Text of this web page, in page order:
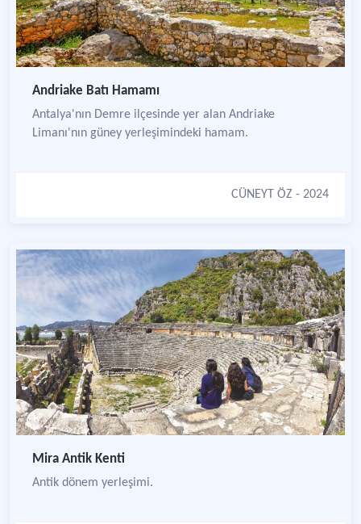
Andriake Batı Hamamı
Antalya'nın Demre ilçesinde yer alan Andriake
Limanı'nın güney yerleşimindeki hamam.
CÜNEYT ÖZ - 2024
Mira Antik Kenti
Antik dönem yerleşimi.